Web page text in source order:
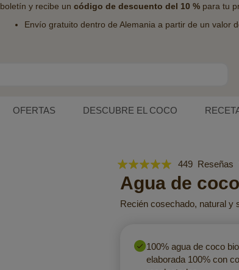
boletín y recibe un código de descuento del 10 %para tu
Envío gratuito dentro de Alemania a partir de un valor
OFERTAS DESCUBRE EL COCO
Valoración:
% of 100
449 Reseñas
Agua de
Recién cosechado, natural y
100% agua de coco
elaborada 100% con